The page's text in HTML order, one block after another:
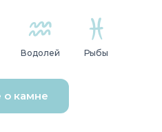
Водолей Рыбы
о камне